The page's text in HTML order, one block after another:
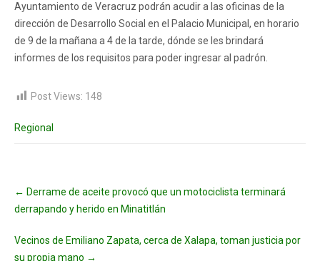
Ayuntamiento de Veracruz podrán acudir a las oficinas de la
dirección de Desarrollo Social en el Palacio Municipal, en horario
de 9 de la mañana a 4 de la tarde, dónde se les brindará
informes de los requisitos para poder ingresar al padrón.
Post Views: 148
Regional
navigation
← Derrame de aceite provocó que un motociclista terminará
derrapando y herido en Minatitlán
Vecinos de Emiliano Zapata, cerca de Xalapa, toman justicia por
su propia mano →